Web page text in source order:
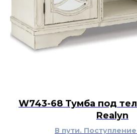
W743-68 Тумба под
Realyn
В пути.